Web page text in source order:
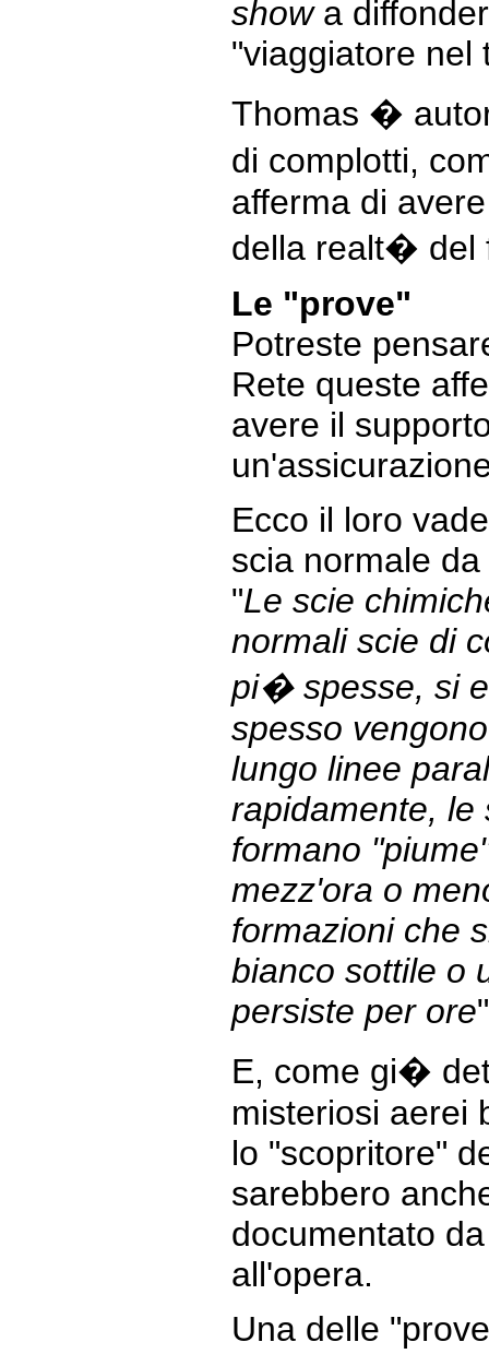
show a
"viaggiatore nel
Thomas �
di complotti,
afferma di
della realt� del
Le "prove"
Potreste
Rete queste
avere il
Ecco il loro
scia normale
"Le scie
normali scie di
pi� spesse, si
spesso
lungo linee
rapidamente, le
formano
mezz'ora o
formazioni che
bianco sottile o
persiste per ore
E, come gi�
misteriosi aerei
lo "scopritore"
sarebbero
documentato
all'opera.
Una delle